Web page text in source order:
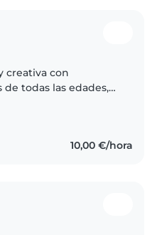
creativa con
todas las edades,
10,00 €/hora